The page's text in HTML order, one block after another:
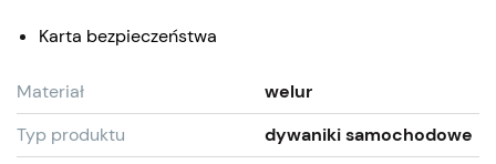
Karta bezpieczeństwa
Materiał
welur
Typ produktu
dywaniki samochodowe